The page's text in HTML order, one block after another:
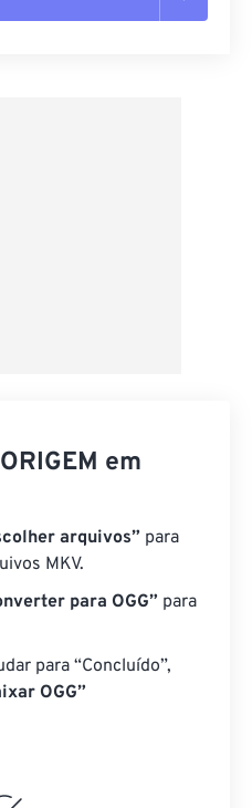
em
arquivos” para
MKV.
para OGG” para
para “Concluído”,
OGG”